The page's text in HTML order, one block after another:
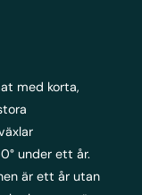
med korta,
under ett år.
är ett år utan